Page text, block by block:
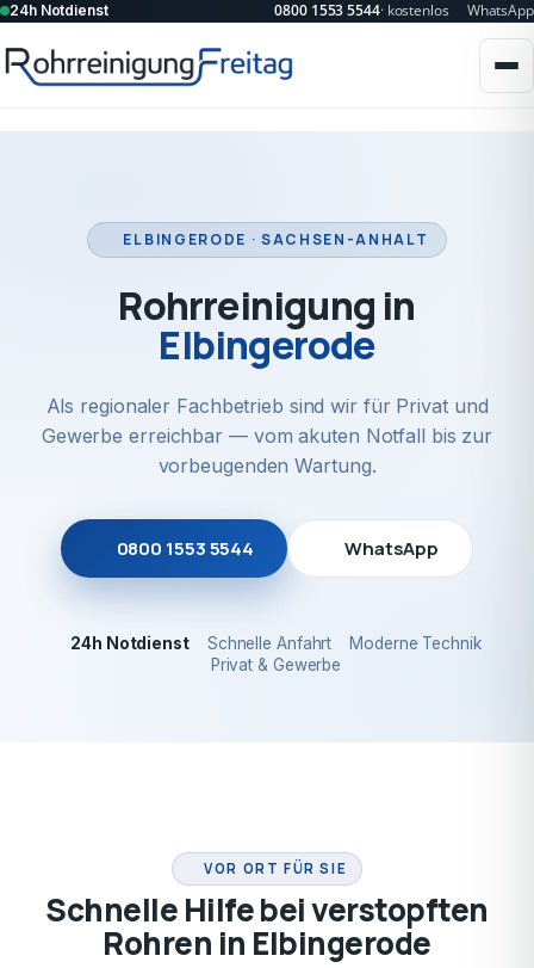
24h Notdienst 0800 1553 5544· kostenlos WhatsApp
ELBINGERODE · SACHSEN-ANHALT
Rohrreinigung in
Elbingerode
Als regionaler Fachbetrieb sind wir für Privat und
Gewerbe erreichbar — vom akuten Notfall bis zur
vorbeugenden Wartung.
0800 1553 5544 WhatsApp
24h Notdienst Schnelle Anfahrt
Moderne Technik
Privat & Gewerbe
VOR ORT FÜR SIE
Schnelle Hilfe bei verstopften
Rohren in Elbingerode